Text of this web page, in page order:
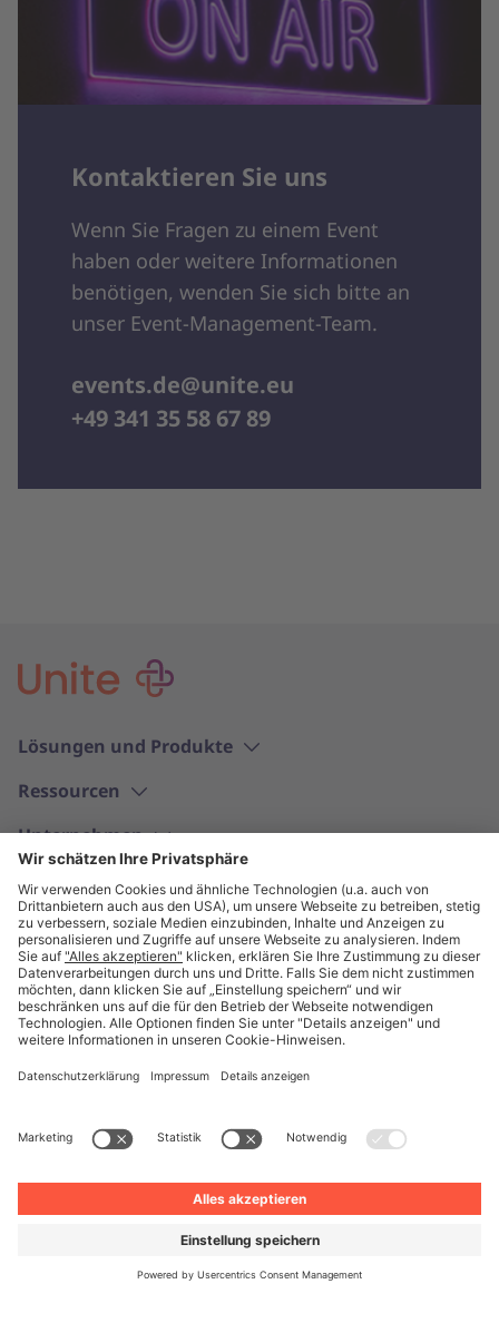
Kontaktieren Sie uns
Wenn Sie Fragen zu einem Event
haben oder weitere Informationen
benötigen, wenden Sie sich bitte an
unser Event-Management-Team.
events.de@unite.eu
+49 341 35 58 67 89
Lösungen und Produkte
Ressourcen
Unternehmen
Datenschutz
AGB
Deutsch